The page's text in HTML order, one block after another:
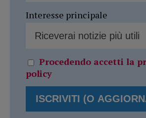
Interesse principale
Procedendo accetti la
policy